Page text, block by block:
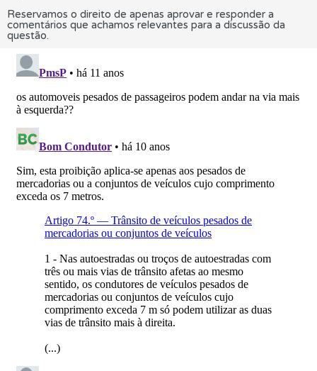
Reservamos o direito de apenas aprovar e responder a
comentários que achamos relevantes para a discussão da
questão.